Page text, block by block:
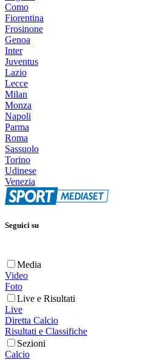
Como
Fiorentina
Frosinone
Genoa
Inter
Juventus
Lazio
Lecce
Milan
Monza
Napoli
Parma
Roma
Sassuolo
Torino
Udinese
Venezia
Seguici su
Media
Video
Foto
Live e Risultati
Live
Diretta Calcio
Risultati e Classifiche
Sezioni
Calcio